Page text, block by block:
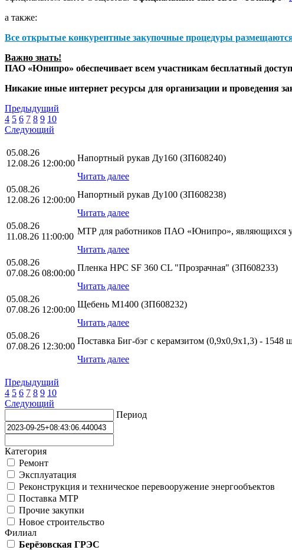
а также:
Все открытые конкурентные закупочные процедуры
Важно знать!
ПАО «Юнипро» обеспечивает всем участникам бесплатный
Никакие иные интернет ресурсы для организации и проведения
Предыдущий
4 5 6 7 8 9 10
Следующий
05.08.26
12.08.26 12:00:00
Напортный рукав Ду160 (ЗП608240)
Читать далее
05.08.26
12.08.26 12:00:00
Напортный рукав Ду100 (ЗП608238)
Читать далее
05.08.26
11.08.26 11:00:00
МТР для работников ПАО «Юнипро», являющихся
Читать далее
05.08.26
07.08.26 08:00:00
Пленка HPС SF 360 CL "Прозрачная" (ЗП608233)
Читать далее
05.08.26
07.08.26 12:00:00
Щебень М1400 (ЗП608232)
Читать далее
05.08.26
07.08.26 12:30:00
Поставка Биг-бэг с керамзитом (0,9х0,9х1,3) - 1548
Читать далее
Предыдущий
4 5 6 7 8 9 10
Следующий
Период
Категория
Ремонт
Эксплуатация
Реконструкция и техническое перевооружение энергообъектов
Поставка МТР
Прочие закупки
Новое строительство
Филиал
Берёзовская ГРЭС